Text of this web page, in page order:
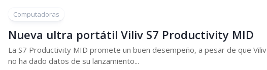
Computadoras
Nueva ultra portátil Viliv S7 Productivity MID
La S7 Productivity MID promete un buen desempeño, a pesar de que Viliv
no ha dado datos de su lanzamiento...